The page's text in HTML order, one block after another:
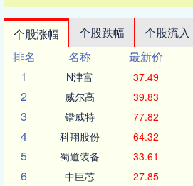
个股涨幅 个股跌幅 个股流入
排名
名称 最新价
1
N津富 37.49
2 威尔高 39.83
3 锴威特 77.82
4 科翔股份 64.32
5 蜀道装备 33.61
6 中巨芯 27.85